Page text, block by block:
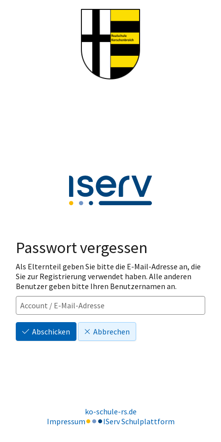
Passwort vergessen
Als Elternteil geben Sie bitte die E-Mail-Adresse an, die
Sie zur Registrierung verwendet haben. Alle anderen
Benutzer geben bitte Ihren Benutzernamen an.
Abschicken Abbrechen
ko-schule-rs.de
Impressum
IServ Schulplattform